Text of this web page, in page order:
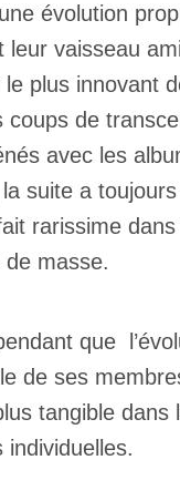
évolution
leur vaisseau
le plus innovant
coups de
avec les
suite a
rarissime dans
de masse.
que
de ses
tangible dans
individuelles.